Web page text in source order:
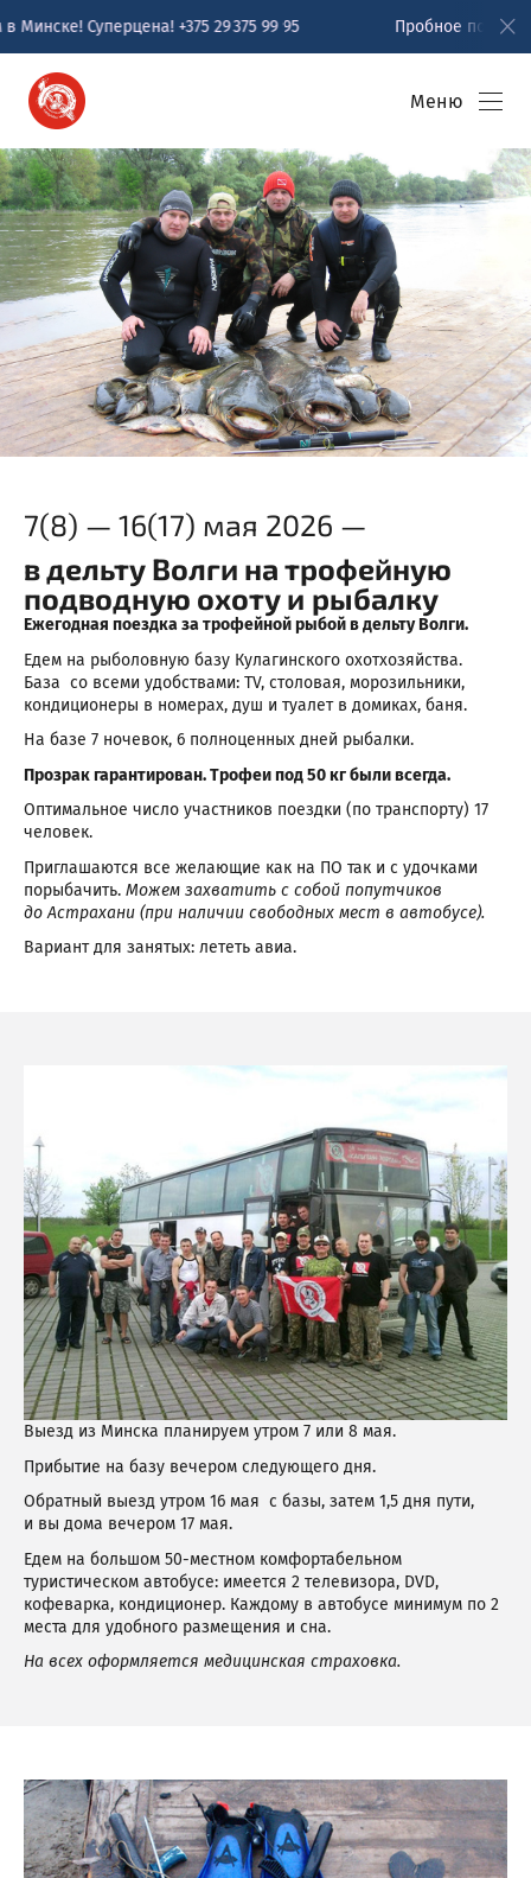
Суперцена! +375 29 375 99 95 Пробное погружение
Меню
7(8) — 16(17) мая 2026 —
в дельту Волги на трофейную
подводную охоту и рыбалку
Ежегодная поездка за трофейной рыбой в дельту Волги.
Едем на рыболовную базу Кулагинского охотхозяйства.
База со всеми удобствами: TV, столовая, морозильники,
кондиционеры в номерах, душ и туалет в домиках, баня.
На базе 7 ночевок, 6 полноценных дней рыбалки.
Прозрак гарантирован. Трофеи под 50 кг были всегда.
Оптимальное число участников поездки (по транспорту) 17
человек.
Приглашаются все желающие как на ПО так и с удочками
порыбачить. Можем захватить с собой попутчиков
до Астрахани (при наличии свободных мест в автобусе).
Вариант для занятых: лететь авиа.
Выезд из Минска планируем утром 7 или 8 мая.
Прибытие на базу вечером следующего дня.
Обратный выезд утром 16 мая с базы, затем 1,5 дня пути,
и вы дома вечером 17 мая.
Едем на большом 50-местном комфортабельном
туристическом автобусе: имеется 2 телевизора, DVD,
кофеварка, кондиционер. Каждому в автобусе минимум по 2
места для удобного размещения и сна.
На всех оформляется медицинская страховка.